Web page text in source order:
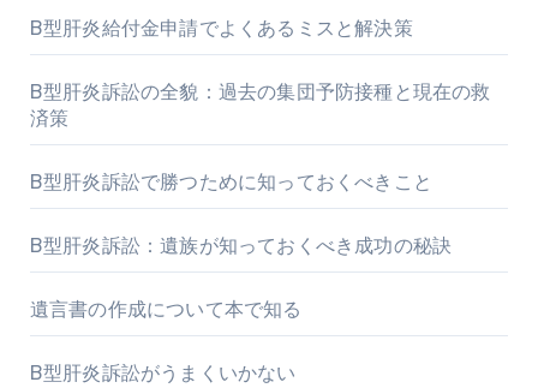
B型肝炎給付金申請でよくあるミスと解決策
B型肝炎訴訟の全貌：過去の集団予防接種と現在の救
済策
B型肝炎訴訟で勝つために知っておくべきこと
B型肝炎訴訟：遺族が知っておくべき成功の秘訣
遺言書の作成について本で知る
B型肝炎訴訟がうまくいかない